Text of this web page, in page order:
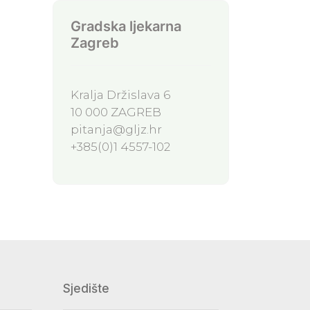
Gradska ljekarna
Zagreb
Kralja Držislava 6
10 000 ZAGREB
pitanja@gljz.hr
+385(0)1 4557-102
Sjedište